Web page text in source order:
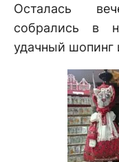
Осталась
собрались в
удачный шопинг